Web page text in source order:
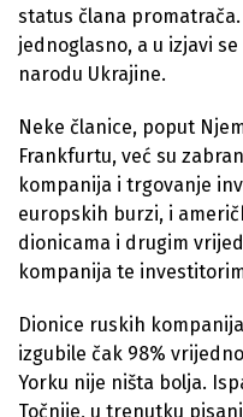
status člana
jednoglasno, a u izjavi
narodu Ukrajine.
Neke članice, poput
Frankfurtu, već su
kompanija i trgovanje
europskih burzi, i
dionicama i drugim
kompanija te
Dionice ruskih
izgubile čak 98%
Yorku nije ništa bolja.
Točnije, u trenutku